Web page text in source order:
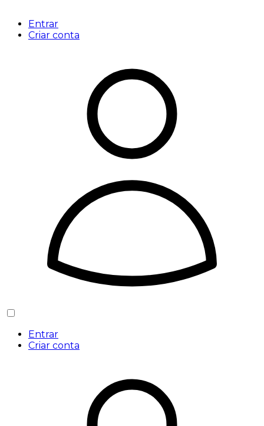
Entrar
Criar conta
Entrar
Criar conta